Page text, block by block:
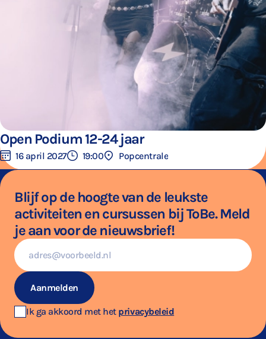
Open Podium 12-24 jaar
16 april 2027 19:00 Popcentrale
Blijf op de hoogte van de leukste
activiteiten en cursussen bij ToBe. Meld
je aan voor de nieuwsbrief!
E-
mailadres
Aanmelden
Ik ga akkoord met het privacybeleid